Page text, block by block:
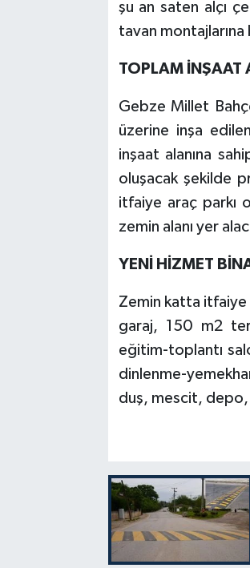
şu an saten alçı
tavan montajlarına
TOPLAM İNŞAAT
Gebze Millet
üzerine inşa
inşaat alanına
oluşacak şekilde
itfaiye araç parkı
zemin alanı yer
YENİ HİZMET
Zemin katta itfaiye
garaj, 150 m2
eğitim-toplantı
dinlenme-
duş, mescit,